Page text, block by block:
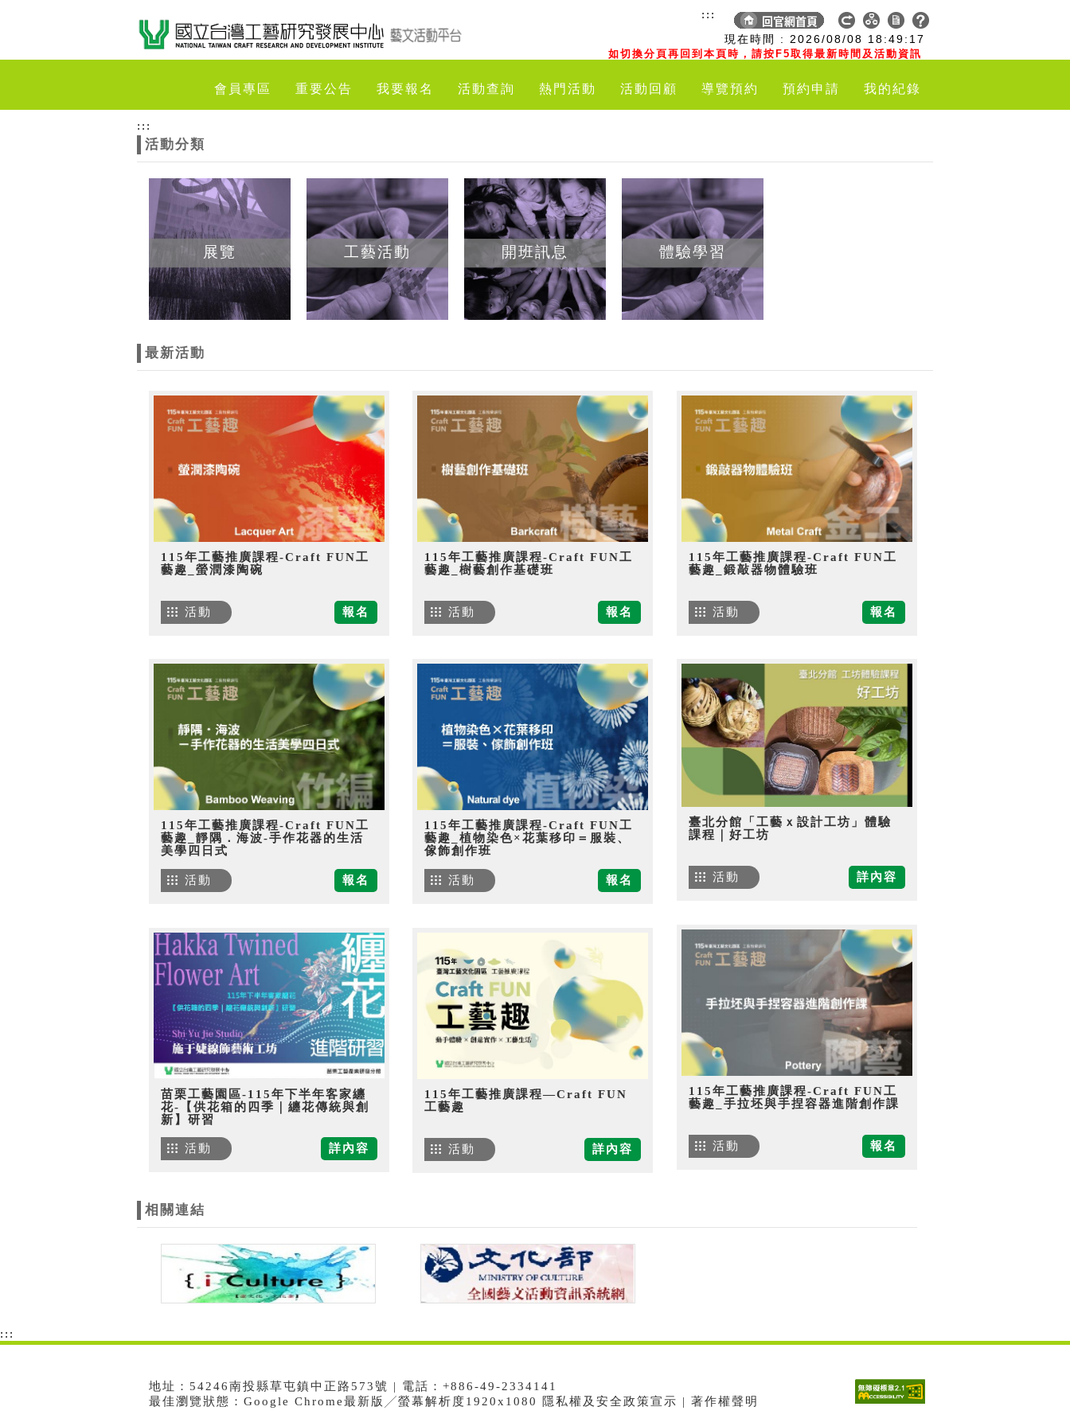
現在時間 : 2026/08/08 18:49:18
如切換分頁再回到本頁時，請按F5取得最新時間及活動資訊
:::
會員專區 重要公告 我要報名 活動查詢 熱門活動 活動回顧 導覽預約 預約申請 我的紀錄
:::
活動分類
展覽 工藝活動 開班訊息 體驗學習
最新活動
115年工藝推廣課程-Craft FUN工
藝趣_螢潤漆陶碗
報名
活動
115年工藝推廣課程-Craft FUN工
藝趣_樹藝創作基礎班
報名
活動
115年工藝推廣課程-Craft FUN工
藝趣_鍛敲器物體驗班
報名
活動
115年工藝推廣課程-Craft FUN工
藝趣_靜隅．海波-手作花器的生活
美學四日式
報名
活動
115年工藝推廣課程-Craft FUN工
藝趣_植物染色×花葉移印＝服裝、
傢飾創作班
報名
活動
臺北分館「工藝ｘ設計工坊」體驗
課程｜好工坊
詳內容
活動
115年工藝推廣課程-Craft FUN工
藝趣_手拉坯與手捏容器進階創作課
報名
活動
苗栗工藝園區-115年下半年客家纏
花-【供花箱的四季｜纏花傳統與創
新】研習
詳內容
活動
115年工藝推廣課程—Craft FUN
工藝趣
詳內容
活動
相關連結
:::
地址：54246南投縣草屯鎮中正路573號 | 電話：+886-49-2334141
最佳瀏覽狀態：Google Chrome最新版╱螢幕解析度1920x1080 隱私權及安全政策宣示 | 著作權聲明